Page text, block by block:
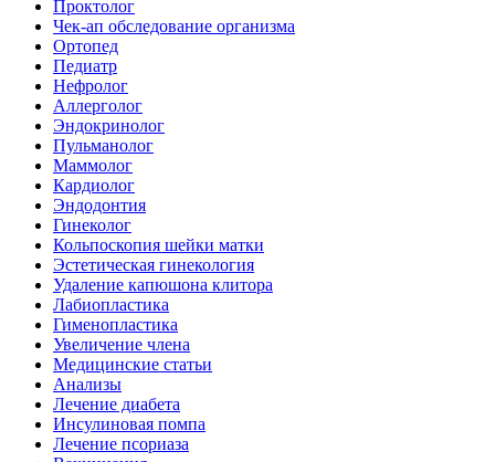
Проктолог
Чек-ап обследование организма
Ортопед
Педиатр
Нефролог
Аллерголог
Эндокринолог
Пульманолог
Маммолог
Кардиолог
Эндодонтия
Гинеколог
Кольпоскопия шейки матки
Эстетическая гинекология
Удаление капюшона клитора
Лабиопластика
Гименопластика
Увеличение члена
Медицинские статьи
Анализы
Лечение диабета
Инсулиновая помпа
Лечение псориаза